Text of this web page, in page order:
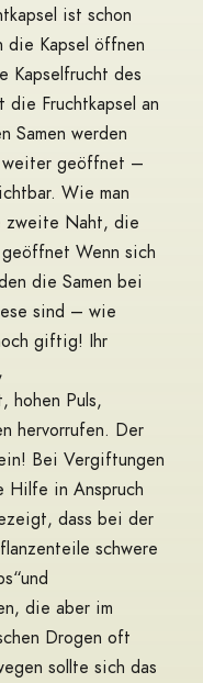
ist schon
die Kapsel öffnen
Kapselfrucht des
Fruchtkapsel an
Samen werden
weiter geöffnet –
Wie man
zweite Naht, die
Wenn sich
die Samen bei
sind – wie
giftig! Ihr
hohen Puls,
hervorrufen. Der
Bei Vergiftungen
Hilfe in Anspruch
dass bei der
schwere
die aber im
Drogen oft
sollte sich das